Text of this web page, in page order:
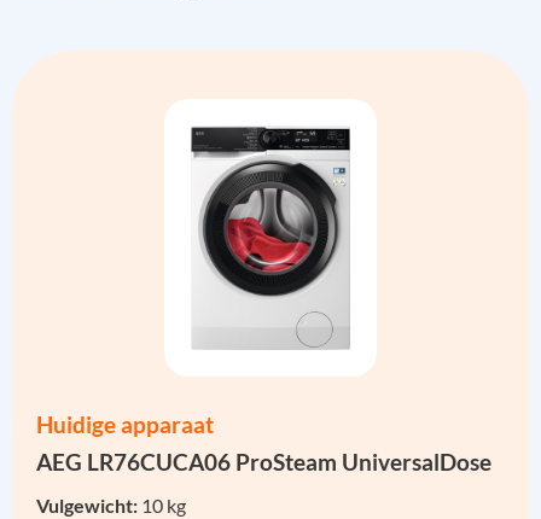
Huidige apparaat
AEG LR76CUCA06 ProSteam UniversalDose
Vulgewicht: 10 kg